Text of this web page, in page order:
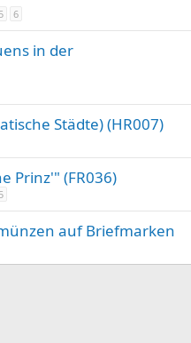
5 6
in der
Städte) (HR007)
Prinz'" (FR036)
5
auf Briefmarken